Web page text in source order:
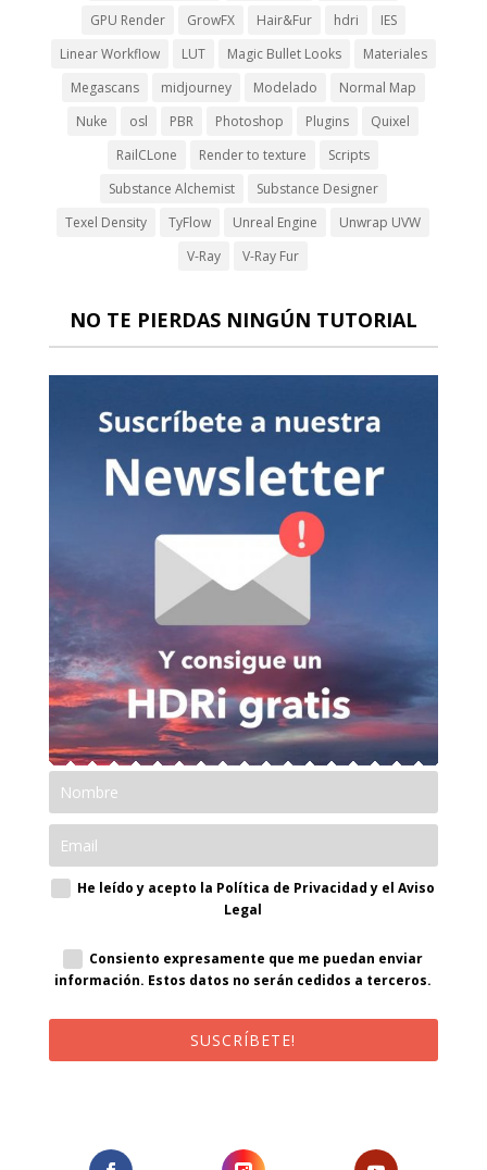
GPU Render GrowFX Hair&Fur hdri
IES
Linear Workflow
LUT Magic Bullet Looks
Materiales
Megascans
midjourney Modelado
Normal Map
Nuke
osl PBR Photoshop Plugins
Quixel
RailCLone
Render to texture
Scripts
Substance Alchemist
Substance Designer
Texel Density
TyFlow Unreal Engine
Unwrap UVW
V-Ray
V-Ray Fur
NO TE PIERDAS NINGÚN TUTORIAL
He leído y acepto la Política de Privacidad y el Aviso
Legal
Consiento expresamente que me puedan enviar
información. Estos datos no serán cedidos a terceros.
SUSCRÍBETE!